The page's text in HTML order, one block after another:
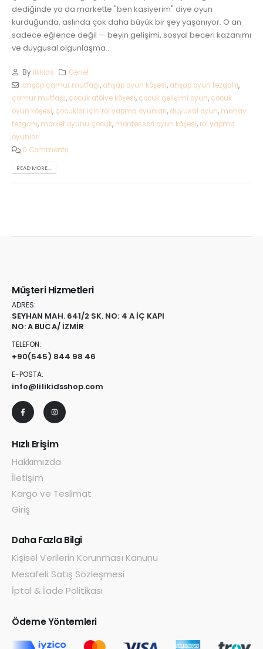
dediğinde ya da markette "ben kasiyerim" diye oyun
kurduğunda, aslında çok daha büyük bir şey yaşanıyor. O an
sadece eğlence değil — beyin gelişimi, sosyal beceri kazanımı
ve duygusal olgunlaşma...
By lilikids
Genel
ahşap çamur mutfağı, ahşap oyun köşesi, ahşap oyun tezgahı,
çamur mutfağı, çocuk atölye köşesi, çocuk gelişimi oyun, çocuk
oyun köşesi, çocuklar için rol yapma oyunları, duyusal oyun, manav
tezgahı, market oyunu çocuk, montessori oyun köşesi, rol yapma
oyunları
0 Comments
READ MORE...
Müşteri Hizmetleri
ADRES:
SEYHAN MAH. 641/2 SK. NO: 4 A İÇ KAPI
NO: A BUCA/ İZMİR
TELEFON:
+90(545) 844 98 46
E-POSTA:
info@lilikidsshop.com
Hızlı Erişim
Hakkımızda
İletişim
Kargo ve Teslimat
Giriş
Daha Fazla Bilgi
Kişisel Verilerin Korunması Kanunu
Mesafeli Satış Sözleşmesi
İptal & İade Politikası
Ödeme Yöntemleri